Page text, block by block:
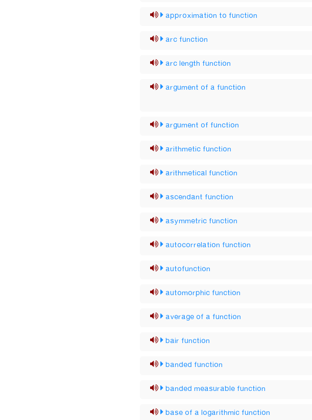
approximation to function
arc function
arc length function
argument of a function
argument of function
arithmetic function
arithmetical function
ascendant function
asymmetric function
autocorrelation function
autofunction
automorphic function
average of a function
bair function
banded function
banded measurable function
base of a logarithmic function